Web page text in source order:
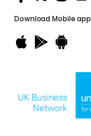
Download Mobile app